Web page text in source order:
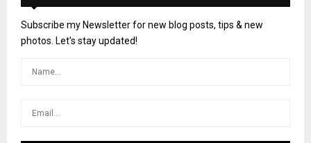
Subscribe my Newsletter for new blog posts, tips & new
photos. Let's stay updated!